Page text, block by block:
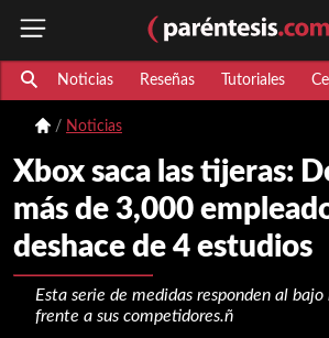
Noticias Reseñas Tutoriales
Noticias
Xbox saca las tijeras:
más de 3,000
deshace de 4 estudios
Esta serie de medidas responden al
frente a sus competidores.ñ